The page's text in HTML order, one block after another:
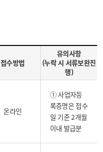
접수방법
유의사항
(누락 시 서류보완진
행)
온라인
① 사업자등
록증명은 접수
일 기준 2개월
이내 발급분